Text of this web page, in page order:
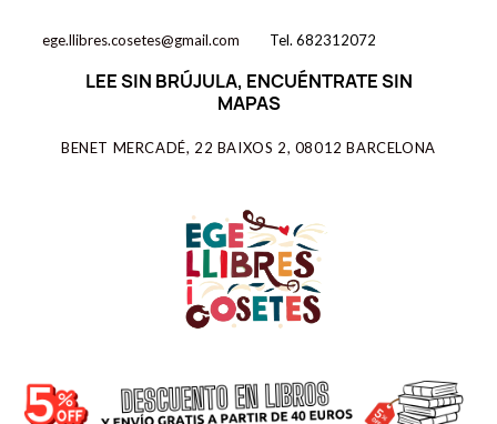
ege.llibres.cosetes@gmail.com Tel. 682312072
LEE SIN BRÚJULA, ENCUÉNTRATE SIN
MAPAS
BENET MERCADÉ, 22 BAIXOS 2, 08012 BARCELONA